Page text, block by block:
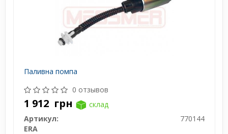
Паливна помпа
0 отзывов
1 912 грн
склад
Артикул:
770144
ERA